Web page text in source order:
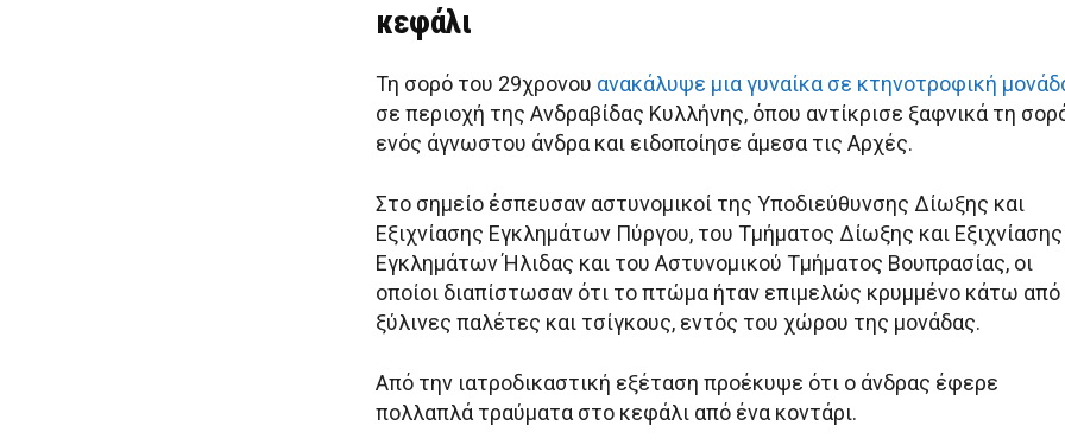
κεφάλι
Τη σορό του 29χρονου ανακάλυψε μια γυναίκα σε κτηνοτροφική
σε περιοχή της Ανδραβίδας Κυλλήνης, όπου αντίκρισε ξαφνικά τη
ενός άγνωστου άνδρα και ειδοποίησε άμεσα τις Αρχές.
Στο σημείο έσπευσαν αστυνομικοί της Υποδιεύθυνσης Δίωξης και
Εξιχνίασης Εγκλημάτων Πύργου, του Τμήματος Δίωξης και Εξιχνίασης
Εγκλημάτων Ήλιδας και του Αστυνομικού Τμήματος Βουπρασίας, οι
οποίοι διαπίστωσαν ότι το πτώμα ήταν επιμελώς κρυμμένο κάτω από
ξύλινες παλέτες και τσίγκους, εντός του χώρου της μονάδας.
Από την ιατροδικαστική εξέταση προέκυψε ότι ο άνδρας έφερε
πολλαπλά τραύματα στο κεφάλι από ένα κοντάρι.